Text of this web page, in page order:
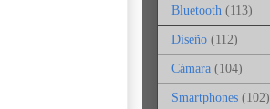
Bluetooth (113)
Diseño (112)
Cámara (104)
Smartphones (102)